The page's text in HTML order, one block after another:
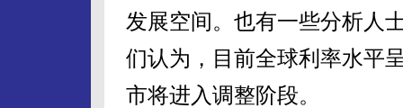
发展空间。也有一些分析人
们认为，目前全球利率水平
市将进入调整阶段。